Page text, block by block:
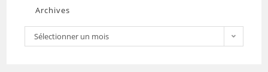
Archives
Sélectionner un mois